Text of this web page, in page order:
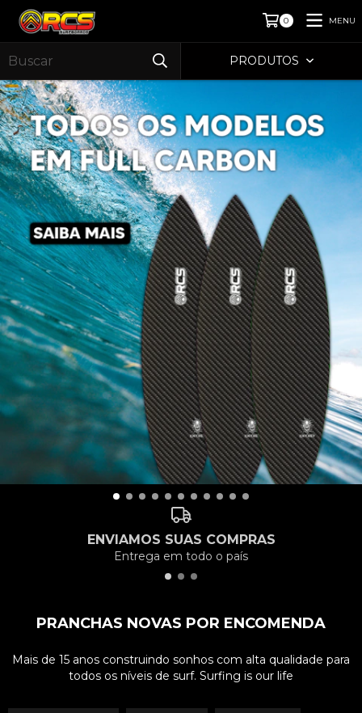
0 MENU
PRODUTOS
ENVIAMOS SUAS COMPRAS
Entrega em todo o país
PRANCHAS NOVAS POR ENCOMENDA
Mais de 15 anos construindo sonhos com alta qualidade para
todos os níveis de surf. Surfing is our life